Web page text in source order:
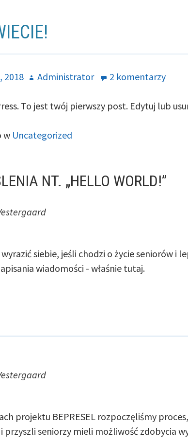
2018 Autor
Administrator 2 komentarzydo
To jest twój pierwszy post. Edytuj lub
w Uncategorized
NT. „HELLO WORLD!”
siebie, jeśli chodzi o życie seniorów
wiadomości - właśnie tutaj.
projektu BEPRESEL rozpoczęliśmy
i przyszli seniorzy mieli możliwość zdobycia